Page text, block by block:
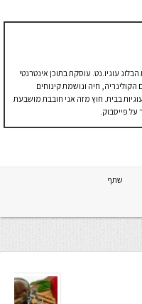
עוגיו.נט. עוסקת בתוכן אינטרנטי
חיה ונושמת קינוחים
בבית. חוץ מזה אני חובבת מושבעת
פייסבוק.
שתף